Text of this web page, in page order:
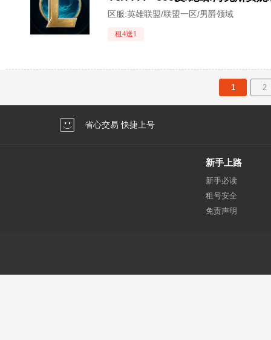
区服:英雄联盟/联盟一区/男爵领域
租4送1
1 2
省心交易 快捷上号
新手上路
新手必读
租号安全
免责声明